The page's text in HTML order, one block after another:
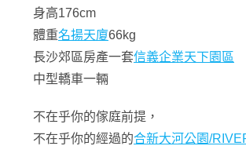
身高176cm
體重名揚天廈66kg
長沙郊區房產一套信義企業天下園區
中型轎車一輛
不在乎你的傢庭前提，
不在乎你的經過的合新大河公園/